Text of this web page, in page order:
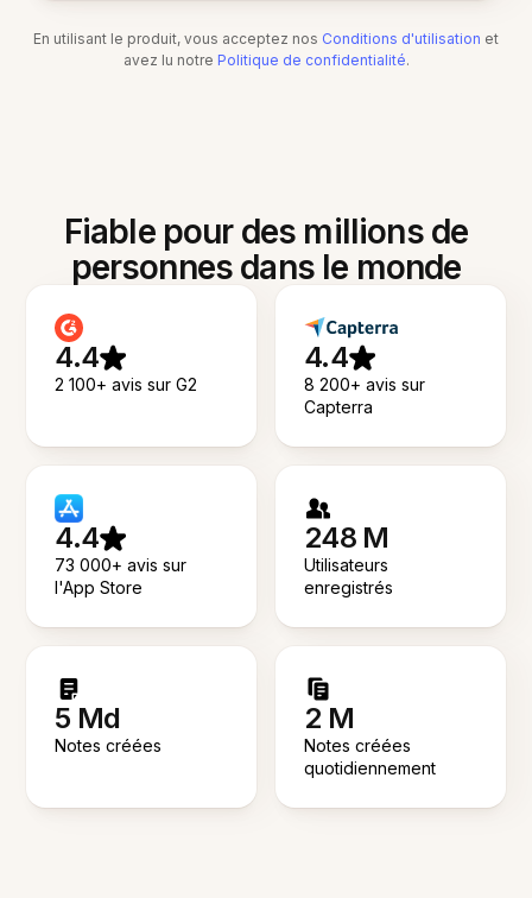
En utilisant le produit, vous acceptez nos Conditions d'utilisation et
avez lu notre Politique de confidentialité.
Fiable pour des millions de
personnes dans le monde
4.4
2 100+ avis sur G2
4.4
8 200+ avis sur
Capterra
4.4
73 000+ avis sur
l'App Store
248 M
Utilisateurs
enregistrés
5 Md
Notes créées
2 M
Notes créées
quotidiennement